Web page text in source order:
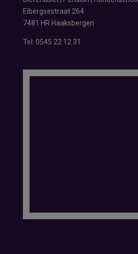
Eibergsestraat 264
7481 HR Haaksbergen
Tel: 0545 22 12 31